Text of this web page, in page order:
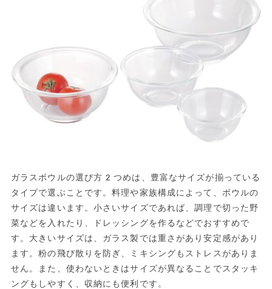
ガラスボウルの選び方2つめは、豊富なサイズが揃っている
タイプで選ぶことです。料理や家族構成によって、ボウルの
サイズは違います。小さいサイズであれば、調理で切った野
菜などを入れたり、ドレッシングを作るなどでおすすめで
す。大きいサイズは、ガラス製では重さがあり安定感があり
ます。粉の飛び散りを防ぎ、ミキシングもストレスがありま
せん。また、使わないときはサイズが異なることでスタッキ
ングもしやすく、収納にも便利です。